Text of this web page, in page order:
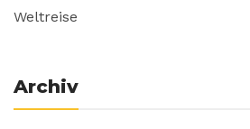
Weltreise
Archiv